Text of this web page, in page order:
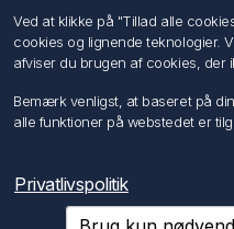
Adresser
Ansøg om Sælger konto
Følg os
Copyright © 2026 Förch A/S.
Ved at klikke på "Tillad alle
cookies og lignende teknologier.
afviser du brugen af cookies, der
Bemærk venligst, at baseret på
alle funktioner på webstedet er
Privatlivspolitik